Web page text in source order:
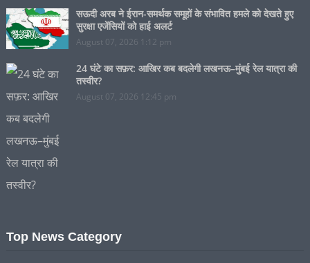
सऊदी अरब ने ईरान-समर्थक समूहों के संभावित हमले को देखते हुए
सुरक्षा एजेंसियों को हाई अलर्ट
August 07, 2026 1:12 pm
24 घंटे का सफ़र: आखिर कब बदलेगी लखनऊ–मुंबई रेल यात्रा की
तस्वीर?
August 07, 2026 12:45 pm
Top News Category